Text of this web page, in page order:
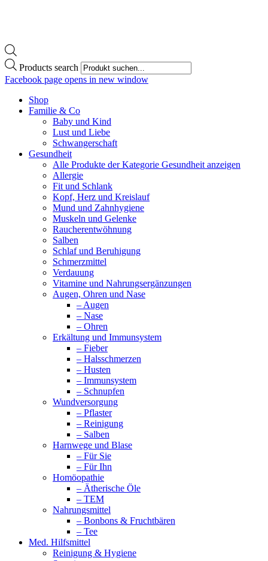
Products search
Facebook page opens in new window
Shop
Familie & Co
Baby und Kind
Lust und Liebe
Schwangerschaft
Gesundheit
Alle Produkte der Kategorie Gesundheit anzeigen
Allergie
Fit und Schlank
Kopf, Herz und Kreislauf
Mund und Zahnhygiene
Muskeln und Gelenke
Raucherentwöhnung
Salben
Schlaf und Beruhigung
Schmerzmittel
Verdauung
Vitamine und Nahrungsergänzungen
Augen, Ohren und Nase
– Augen
– Nase
– Ohren
Erkältung und Immunsystem
– Fieber
– Halsschmerzen
– Husten
– Immunsystem
– Schnupfen
Wundversorgung
– Pflaster
– Reinigung
– Salben
Harnwege und Blase
– Für Sie
– Für Ihn
Homöopathie
– Ätherische Öle
– TEM
Nahrungsmittel
– Bonbons & Fruchtbären
– Tee
Med. Hilfsmittel
Reinigung & Hygiene